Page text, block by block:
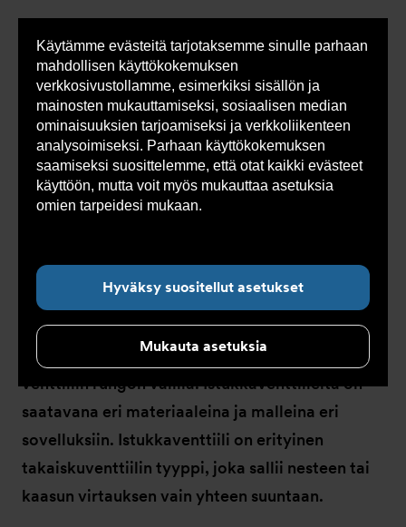
Käytämme evästeitä tarjotaksemme sinulle parhaan
mahdollisen käyttökokemuksen
verkkosivustollamme, esimerkiksi sisällön ja
mainosten mukauttamiseksi, sosiaalisen median
ominaisuuksien tarjoamiseksi ja verkkoliikenteen
analysoimiseksi. Parhaan käyttökokemuksen
saamiseksi suosittelemme, että otat kaikki evästeet
käyttöön, mutta voit myös mukauttaa asetuksia
omien tarpeidesi mukaan.
Hyväksy suositellut asetukset
Mukauta asetuksia
Olet
tässä:
Armatec > Tuotteet > Venttiilit
>
Takaiskuventtiilit
> Istukkaventtiilit
Istukkaventtiilit
Istukkaventtiili säätelee virtausta liikuttamalla
istukkaa ylös ja alas venttiilin istukan ja
venttiilin rungon välillä. Istukkaventtiileitä on
saatavana eri materiaaleina ja malleina eri
sovelluksiin. Istukkaventtiili on erityinen
takaiskuventtiilin tyyppi, joka sallii nesteen tai
kaasun virtauksen vain yhteen suuntaan.